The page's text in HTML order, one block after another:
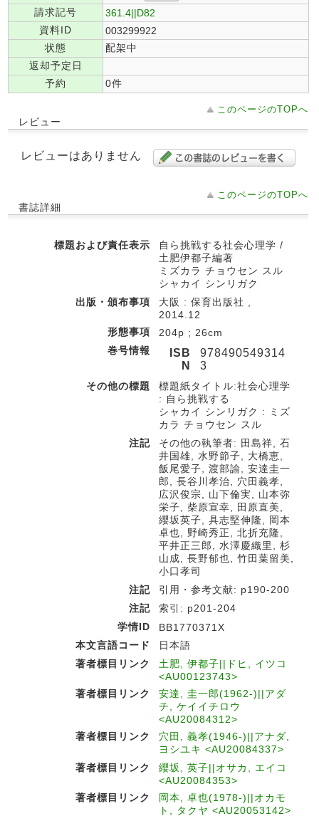
請求記号
361.4||D82
資料ID
003299922
状態
配架中
返却予定日
予約
0件
このページのTOPへ
レビュー
レビューはありません
このページのTOPへ
書誌詳細
標題および責任表示
自ら挑戦する社会心理学 /
土肥伊都子編著
ミズカラ チョウセン スル
シャカイ シンリガク
出版・頒布事項
大阪 : 保育出版社 ,
2014.12
形態事項
204p ; 26cm
巻号情報
ISB
N
978490549314
3
その他の標題
標題紙タイトル:社会心理学
: 自ら挑戦する
シャカイ シンリガク : ミズ
カラ チョウセン スル
注記
その他の執筆者: 田島祥, 石
井国雄, 水野節子, 大橋恵,
飯尾愛子, 渡部諭, 安達圭一
郎, 長谷川孝治, 穴田義孝,
広沢俊宗, 山下倫実, 山本弥
栄子, 柴原宣幸, 田原直美,
纓坂英子, 具志堅伸隆, 岡本
卓也, 野崎秀正, 北折充隆,
平井正三郎, 水澤慶織里, 杉
山成, 長野郁也, 竹田葉留美,
小口孝司
注記
引用・参考文献: p190-200
注記
索引: p201-204
学情ID
BB1770371X
本文言語コード
日本語
著者標目リンク
土肥, 伊都子||ドヒ, イツコ
<AU00123743>
著者標目リンク
安達, 圭一郎(1962-)||アダ
チ, ケイイチロウ
<AU20084312>
著者標目リンク
穴田, 義孝(1946-)||アナダ,
ヨシユキ <AU20084337>
著者標目リンク
纓坂, 英子||オサカ, エイコ
<AU20084353>
著者標目リンク
岡本, 卓也(1978-)||オカモ
ト, タクヤ <AU20053142>